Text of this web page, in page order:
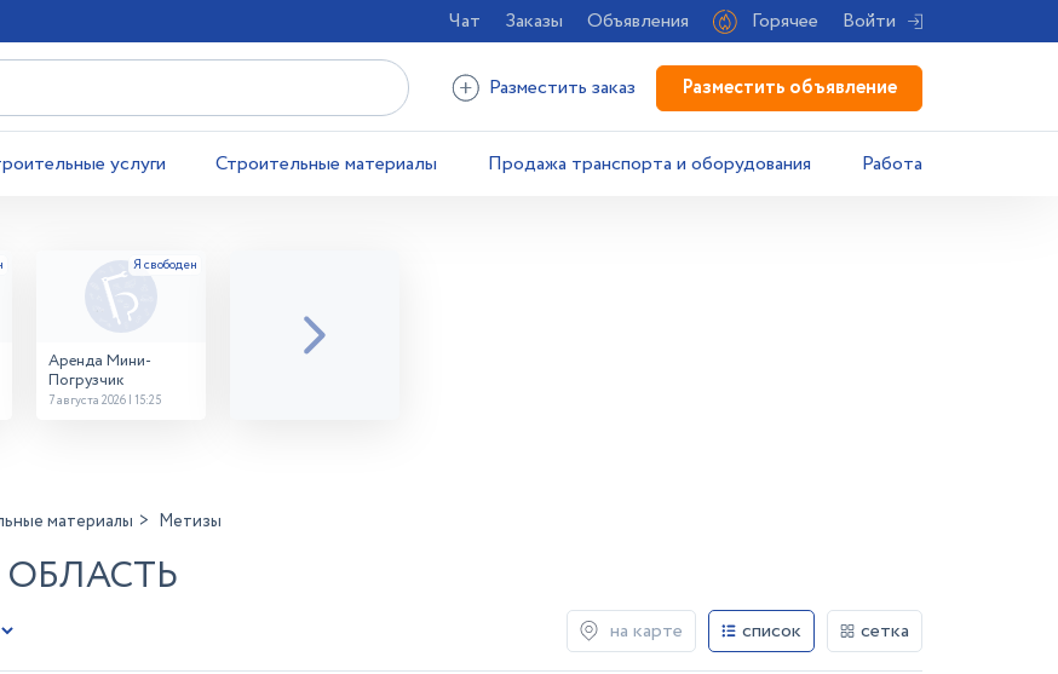
Чат Заказы Объявления Горячее Войти
Разместить заказ Разместить объявление
услуги Строительные материалы Продажа транспорта и оборудования Работа
Аренда Мини-
Погрузчик
7 августа 2026 | 15:25
материалы Метизы
на карте список сетка